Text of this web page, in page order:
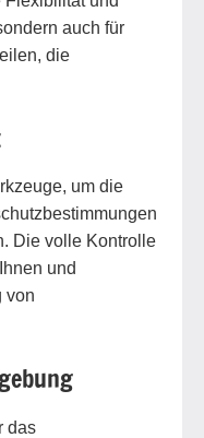
auch für
die
um die
Die volle Kontrolle
und
von
das